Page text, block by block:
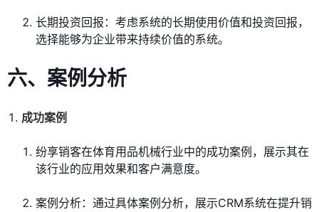
长期投资回报：考虑系统的长期使用价值和投资回报，
选择能够为企业带来持续价值的系统。
六、案例分析
成功案例
纷享销客在体育用品机械行业中的成功案例，展示其在
该行业的应用效果和客户满意度。
案例分析：通过具体案例分析，展示CRM系统在提升销